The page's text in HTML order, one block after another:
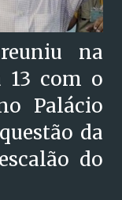
na
com o
Palácio
da
do